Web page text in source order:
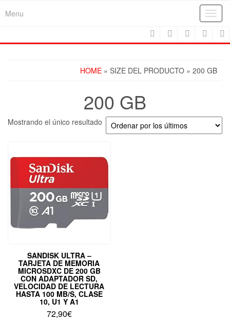
Menu
HOME » SIZE DEL PRODUCTO » 200 GB
200 GB
Mostrando el único resultado
SANDISK ULTRA –
TARJETA DE MEMORIA
MICROSDXC DE 200 GB
CON ADAPTADOR SD,
VELOCIDAD DE LECTURA
HASTA 100 MB/S, CLASE
10, U1 Y A1
72,90€